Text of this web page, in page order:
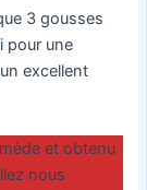
3 gousses
pour une
excellent
et obtenu
nous